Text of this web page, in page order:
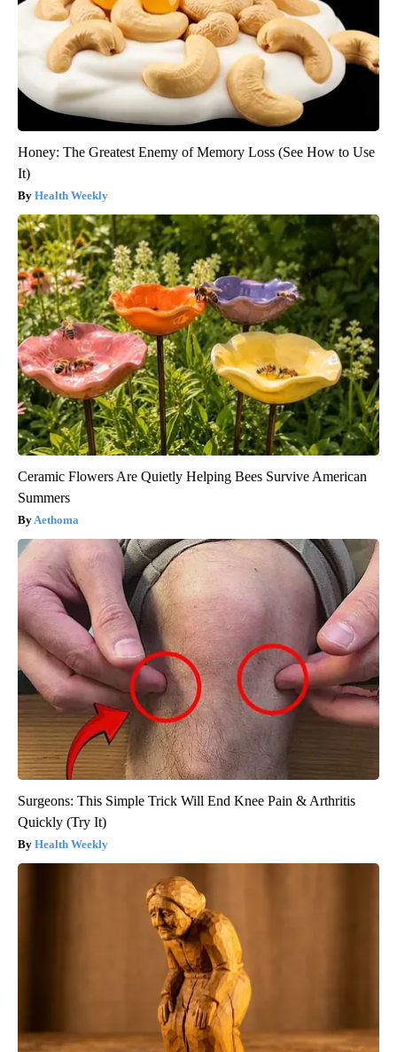
Honey: The Greatest Enemy of Memory Loss (See How to Use
It)
Health Weekly
Ceramic Flowers Are Quietly Helping Bees Survive American
Summers
Aethoma
Surgeons: This Simple Trick Will End Knee Pain & Arthritis
Quickly (Try It)
Health Weekly